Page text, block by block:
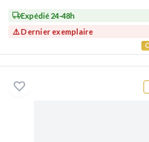
Expédié 24-48h
⚠️ Dernier exemplaire
Ilari Religieux